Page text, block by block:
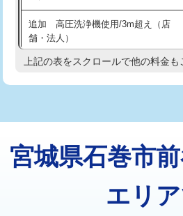
排水管工事（追加 排水管工事/3ｍ超
え）
マス交換（土の掘削・埋め戻し作業）
マス交換（深さ50㎝以上）
コンクリート斫り（厚さ10㎝超え）
追加 高圧洗浄機使用/3m超え（店
舗・法人）
高度高圧洗浄換
トーラー機使用/3mまで
追加トーラー機使用/3m超え
上記の表をスクロールで他の料金も
宮城県石巻市
エリ